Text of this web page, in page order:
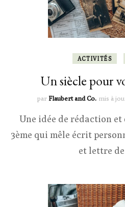
ACTIVITÉS
Un siècle pour
parFlaubert and Co. mis à
Une idée de rédaction et
3ème qui mêle écrit
et lettre